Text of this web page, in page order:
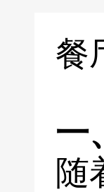
餐
一
随